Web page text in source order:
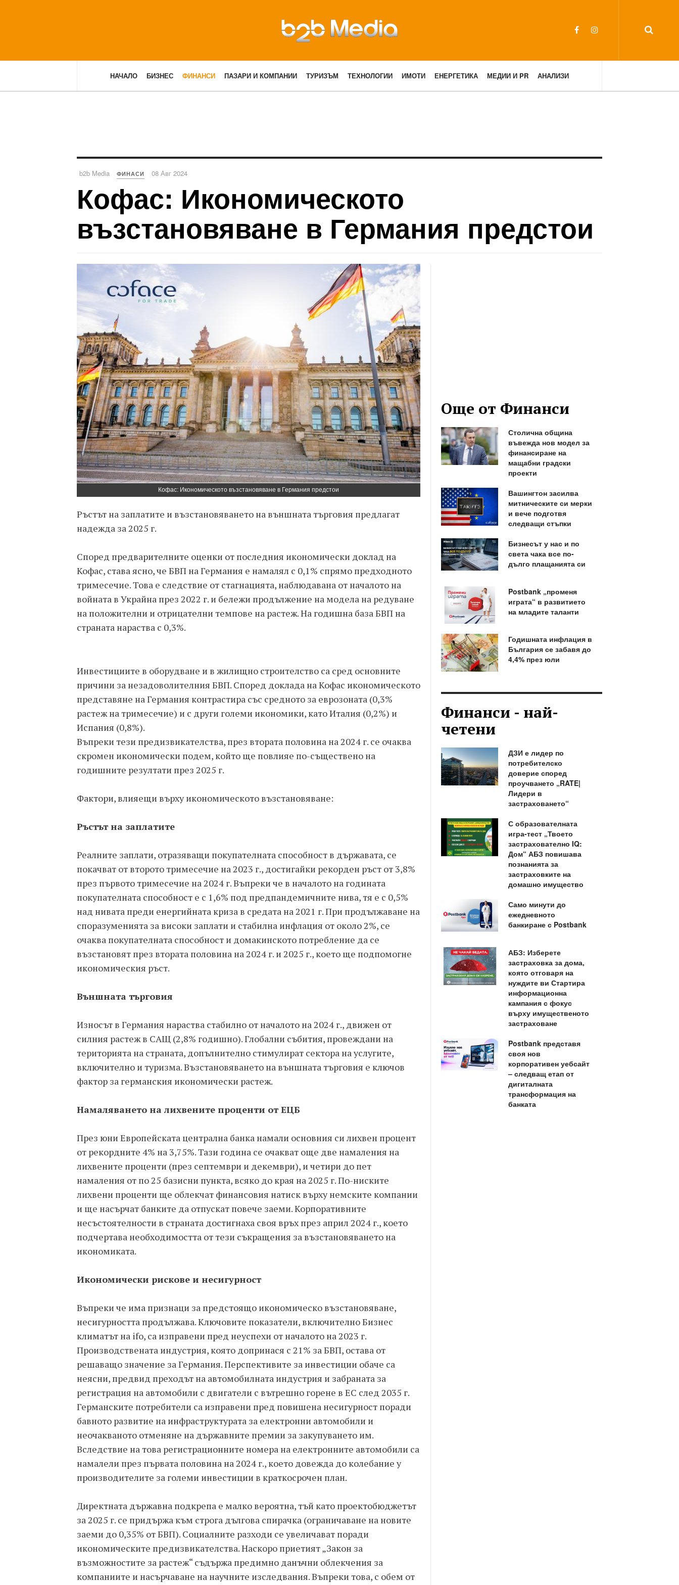
НАЧАЛО БИЗНЕС ФИНАНСИ ПАЗАРИ И КОМПАНИИ ТУРИЗЪМ ТЕХНОЛОГИИ ИМОТИ ЕНЕРГЕТИКА МЕДИИ И PR АНАЛИЗИ
b2b Media ФИНАСИ 08 Авг 2024
Кофас: Икономическото
възстановяване в Германия предстои
Кофас: Икономическото възстановяване в Германия предстои
Ръстът на заплатите и възстановяването на външната търговия предлагат
надежда за 2025 г.
Според предварителните оценки от последния икономически доклад на
Кофас, става ясно, че БВП на Германия е намалял с 0,1% спрямо предходното
тримесечие. Това е следствие от стагнацията, наблюдавана от началото на
войната в Украйна през 2022 г. и бележи продължение на модела на редуване
на положителни и отрицателни темпове на растеж. На годишна база БВП на
страната нараства с 0,3%.
Инвестициите в оборудване и в жилищно строителство са сред основните
причини за незадоволителния БВП. Според доклада на Кофас икономическото
представяне на Германия контрастира със средното за еврозоната (0,3%
растеж на тримесечие) и с други големи икономики, като Италия (0,2%) и
Испания (0,8%).
Въпреки тези предизвикателства, през втората половина на 2024 г. се очаква
скромен икономически подем, който ще повлияе по-съществено на
годишните резултати през 2025 г.
Фактори, влияещи върху икономическото възстановяване:
Ръстът на заплатите
Реалните заплати, отразяващи покупателната способност в държавата, се
покачват от второто тримесечие на 2023 г., достигайки рекорден ръст от 3,8%
през първото тримесечие на 2024 г. Въпреки че в началото на годината
покупателната способност е с 1,6% под предпандемичните нива, тя е с 0,5%
над нивата преди енергийната криза в средата на 2021 г. При продължаване на
споразуменията за високи заплати и стабилна инфлация от около 2%, се
очаква покупателната способност и домакинското потребление да се
възстановят през втората половина на 2024 г. и 2025 г., което ще подпомогне
икономическия ръст.
Външната търговия
Износът в Германия нараства стабилно от началото на 2024 г., движен от
силния растеж в САЩ (2,8% годишно). Глобални събития, провеждани на
територията на страната, допълнително стимулират сектора на услугите,
включително и туризма. Възстановяването на външната търговия е ключов
фактор за германския икономически растеж.
Намаляването на лихвените проценти от ЕЦБ
През юни Европейската централна банка намали основния си лихвен процент
от рекордните 4% на 3,75%. Тази година се очакват още две намаления на
лихвените проценти (през септември и декември), и четири до пет
намаления от по 25 базисни пункта, всяко до края на 2025 г. По-ниските
лихвени проценти ще облекчат финансовия натиск върху немските компании
и ще насърчат банките да отпускат повече заеми. Корпоративните
несъстоятелности в страната достигнаха своя връх през април 2024 г., което
подчертава необходимостта от тези съкращения за възстановяването на
икономиката.
Икономически рискове и несигурност
Въпреки че има признаци за предстоящо икономическо възстановяване,
несигурността продължава. Ключовите показатели, включително Бизнес
климатът на ifo, са изправени пред неуспехи от началото на 2023 г.
Производствената индустрия, която допринася с 21% за БВП, остава от
решаващо значение за Германия. Перспективите за инвестиции обаче са
неясни, предвид преходът на автомобилната индустрия и забраната за
регистрация на автомобили с двигатели с вътрешно горене в ЕС след 2035 г.
Германските потребители са изправени пред повишена несигурност поради
бавното развитие на инфраструктурата за електронни автомобили и
неочакваното отменяне на държавните премии за закупуването им.
Вследствие на това регистрационните номера на електронните автомобили са
намалели през първата половина на 2024 г., което довежда до колебание у
производителите за големи инвестиции в краткосрочен план.
Директната държавна подкрепа е малко вероятна, тъй като проектобюджетът
за 2025 г. се придържа към строга дългова спирачка (ограничаване на новите
заеми до 0,35% от БВП). Социалните разходи се увеличават поради
икономическите предизвикателства. Наскоро приетият „Закон за
възможностите за растеж“ съдържа предимно данъчни облекчения за
компаниите и насърчаване на научните изследвания. Въпреки това, с обем от
Още от Финанси
Столична община
въвежда нов модел за
финансиране на
мащабни градски
проекти
Вашингтон засилва
митническите си мерки
и вече подготвя
следващи стъпки
Бизнесът у нас и по
света чака все по-
дълго плащанията си
Postbank „променя
играта“ в развитието
на младите таланти
Годишната инфлация в
България се забавя до
4,4% през юли
Финанси - най-
четени
ДЗИ е лидер по
потребителско
доверие според
проучването „RATE|
Лидери в
застраховането“
С образователната
игра-тест „Твоето
застрахователно IQ:
Дом“ АБЗ повишава
познанията за
застраховките на
домашно имущество
Само минути до
ежедневното
банкиране с Postbank
АБЗ: Изберете
застраховка за дома,
която отговаря на
нуждите ви Стартира
информационна
кампания с фокус
върху имущественото
застраховане
Postbank представя
своя нов
корпоративен уебсайт
– следващ етап от
дигиталната
трансформация на
банката